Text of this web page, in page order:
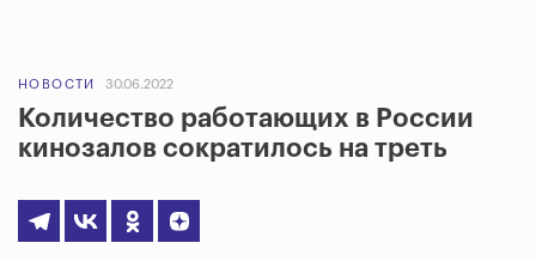
НОВОСТИ 30.06.2022
Количество работающих в России
кинозалов сократилось на треть